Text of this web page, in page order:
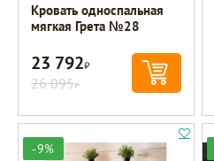
Кровать односпальная
мягкая Грета №28
23 792Р
26 095Р
-9%